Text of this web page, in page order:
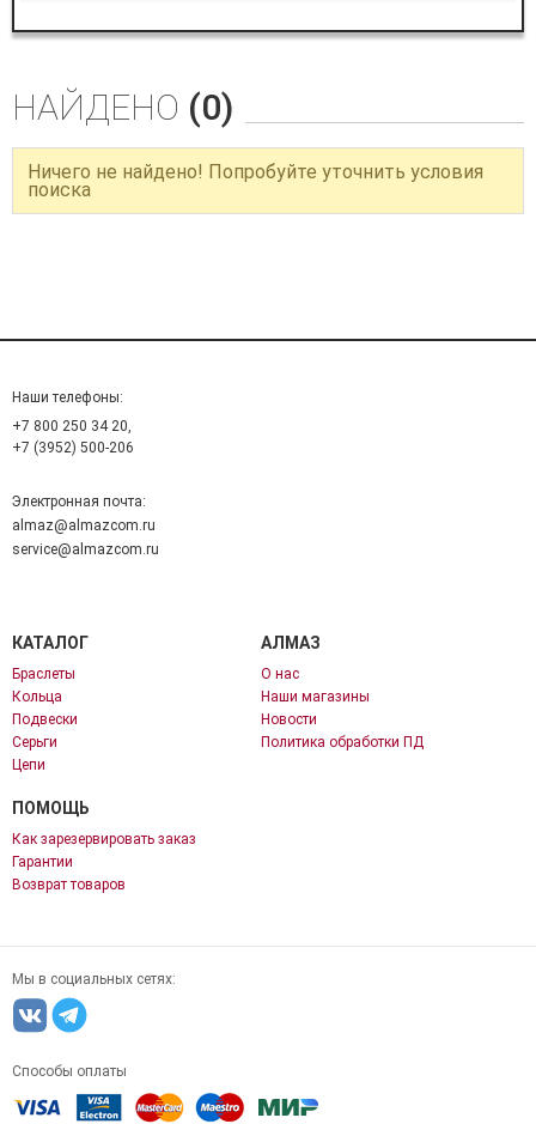
НАЙДЕНО (0)
Ничего не найдено! Попробуйте уточнить условия
поиска
Наши телефоны:
+7 800 250 34 20,
+7 (3952) 500-206
Электронная почта:
almaz@almazcom.ru
service@almazcom.ru
КАТАЛОГ
Браслеты
Кольца
Подвески
Серьги
Цепи
АЛМАЗ
О нас
Наши магазины
Новости
Политика обработки ПД
ПОМОЩЬ
Как зарезервировать заказ
Гарантии
Возврат товаров
Мы в социальных сетях:
Способы оплаты